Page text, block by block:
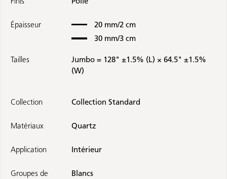
Épaisseur
20 mm/2 cm
30 mm/3 cm
Tailles
Jumbo = 128" ±1.5% (L) × 64.5" ±1.5%
(W)
Collection Collection Standard
Matériaux Quartz
Application Intérieur
Groupes de
Blancs